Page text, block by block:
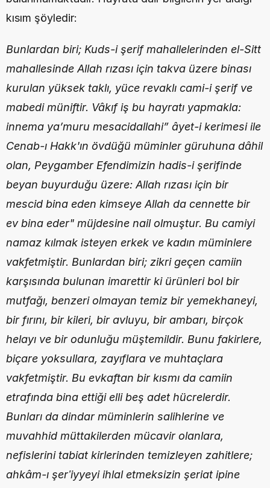
kısım şöyledir:
Bunlardan biri; Kuds-i şerif mahallelerinden el-Sitt
mahallesinde Allah rızası için takva üzere binası
kurulan yüksek taklı, yüce revaklı cami-i şerif ve
mabedi müniftir. Vâkıf iş bu hayratı yapmakla:
innema ya’muru mesacidallahi” âyet-i kerimesi ile
Cenab-ı Hakk'ın övdüğü müminler güruhuna dâhil
olan, Peygamber Efendimizin hadis-i şerifinde
beyan buyurduğu üzere: Allah rızası için bir
mescid bina eden kimseye Allah da cennette bir
ev bina eder" müjdesine nail olmuştur. Bu camiyi
namaz kılmak isteyen erkek ve kadın müminlere
vakfetmiştir. Bunlardan biri; zikri geçen camiin
karşısında bulunan imarettir ki ürünleri bol bir
mutfağı, benzeri olmayan temiz bir yemekhaneyi,
bir fırını, bir kileri, bir avluyu, bir ambarı, birçok
helayı ve bir odunluğu müştemildir. Bunu fakirlere,
biçare yoksullara, zayıflara ve muhtaçlara
vakfetmiştir. Bu evkaftan bir kısmı da camiin
etrafında bina ettiği elli beş adet hücrelerdir.
Bunları da dindar müminlerin salihlerine ve
muvahhid müttakilerden mücavir olanlara,
nefislerini tabiat kirlerinden temizleyen zahitlere;
ahkâm-ı şerʽiyyeyi ihlal etmeksizin şeriat ipine